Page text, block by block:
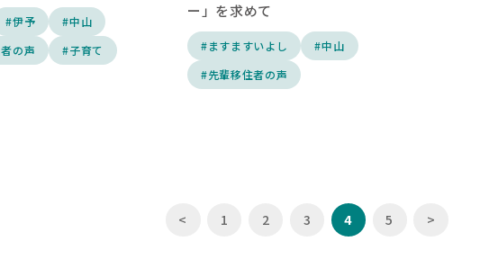
#伊予
#中山
の声 #子育て
ー」を求めて
#ますますいよし
#中山
#先輩移住者の声
< 1 2 3 4 5 >